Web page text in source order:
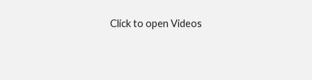
Click to open Videos